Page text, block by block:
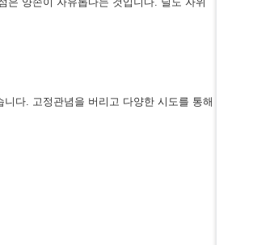
다. 고정관념을 버리고 다양한 시도를 통해